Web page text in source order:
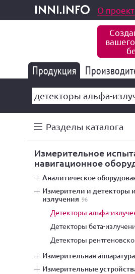
inni.info
и услуги О
Продукция 177 843
Разделы каталога
измерительное испытательное и
навигационное
аналитическое
измерители и детекторы ионизирующего
излучения 96
детекторы альфа-
детекторы бета-
детекторы
измерительная аппаратура
измерительные